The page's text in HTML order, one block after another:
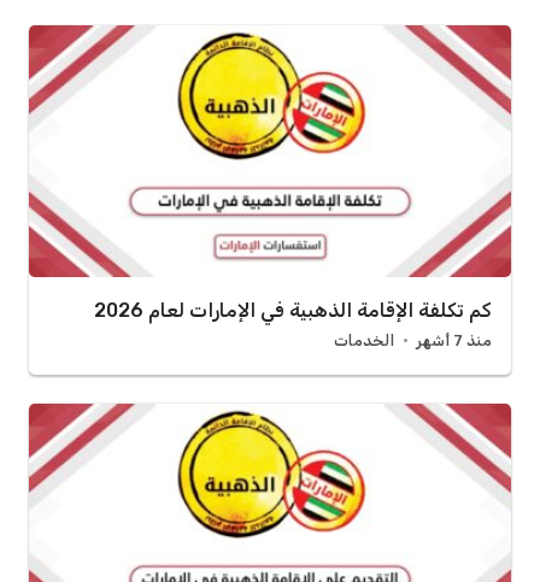
كم تكلفة الإقامة الذهبية في الإمارات لعام 2026
منذ 7 أشهر الخدمات